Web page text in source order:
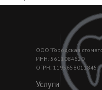
ООО "Городская
ИНН: 5611084620
ОГРН: 1195658011845
Услуги